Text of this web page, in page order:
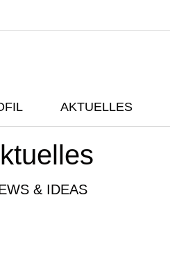
AKTUELLES
& IDEAS